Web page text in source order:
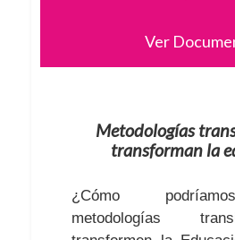
Ver
Metodologías
transforman la
¿Cómo
metodologías